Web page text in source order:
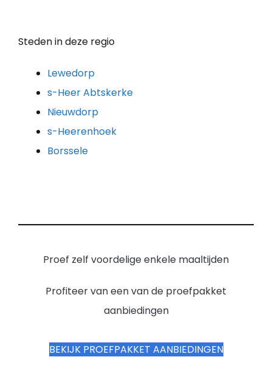
Steden in deze regio
Lewedorp
s-Heer Abtskerke
Nieuwdorp
s-Heerenhoek
Borssele
Proef zelf voordelige enkele maaltijden
Profiteer van een van de proefpakket
aanbiedingen
BEKIJK PROEFPAKKET AANBIEDINGEN